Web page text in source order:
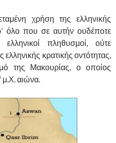
χρήση της ελληνικής
όλο που σε αυτήν ουδέποτε
ελληνικοί πληθυσμοί, ούτε
κρατικής οντότητας,
της Μακουρίας, ο οποίος
μ.Χ. αιώνα.